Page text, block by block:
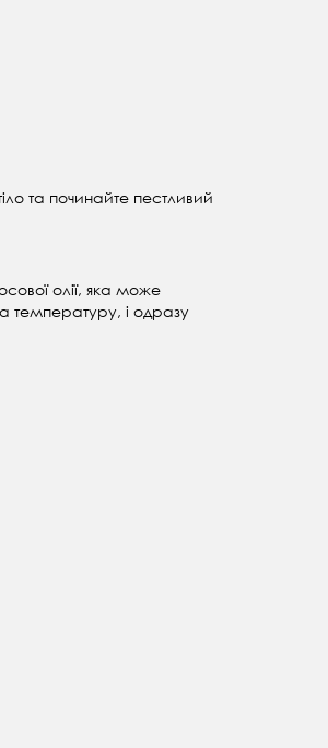
та починайте пестливий
олії, яка може
температуру, і одразу